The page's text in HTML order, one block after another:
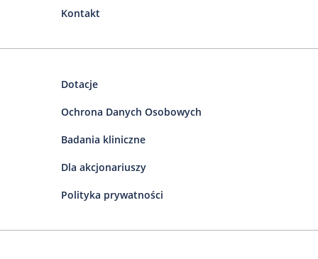
Kontakt
Dotacje
Ochrona Danych Osobowych
Badania kliniczne
Dla akcjonariuszy
Polityka prywatności